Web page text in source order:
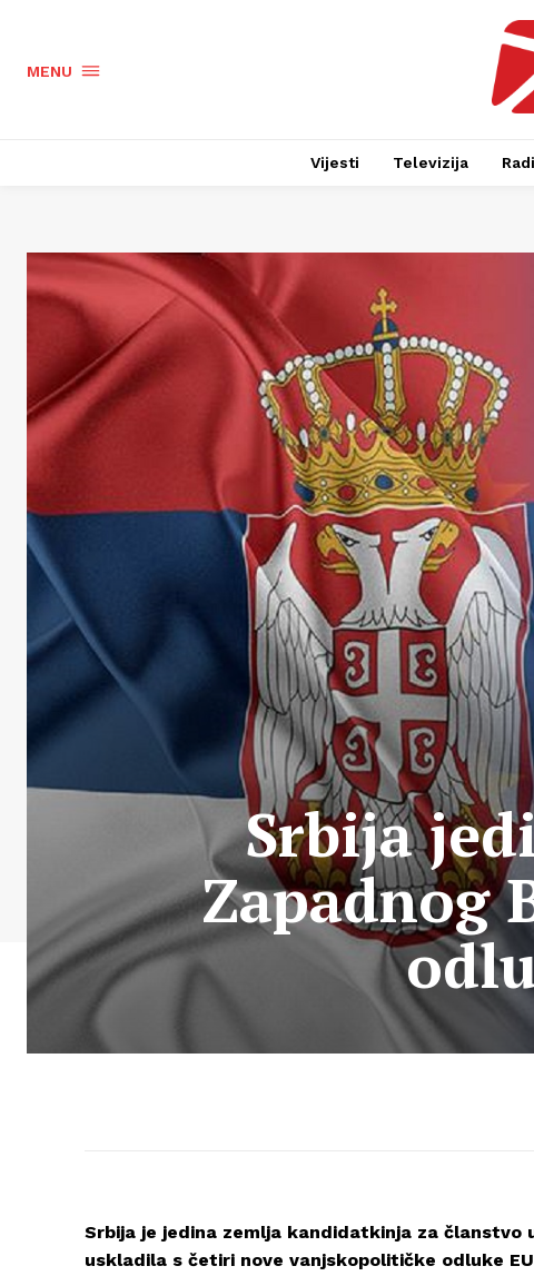
MENU
Vijesti Televizija
Srbija
Zapadnog
Srbija je jedina zemlja kandidatkinja za članstvo
uskladila s četiri nove vanjskopolitičke odluke